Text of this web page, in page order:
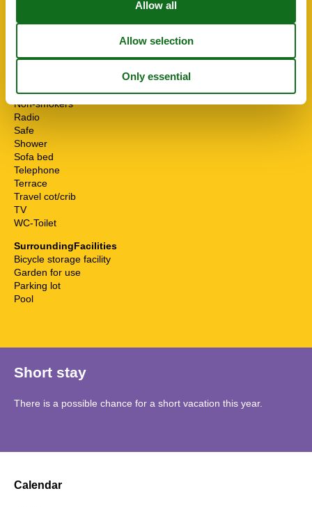
Cable / Sat
Heater
Internet - WiFi
Non-smokers
Radio
Safe
Shower
Sofa bed
Telephone
Terrace
Travel cot/crib
TV
WC-Toilet
SurroundingFacilities
Bicycle storage facility
Garden for use
Parking lot
Pool
Short stay
There is a possible chance for a short vacation this year.
Calendar